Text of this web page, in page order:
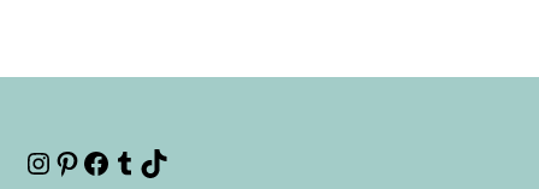
Instagram
Pinterest
Facebook
Tumblr